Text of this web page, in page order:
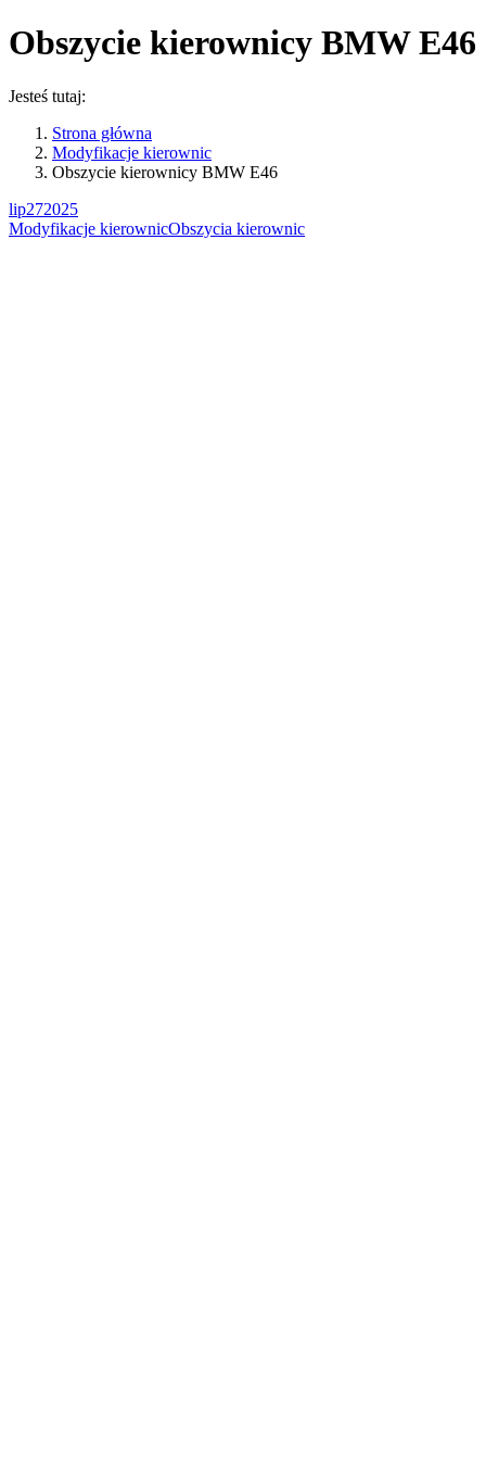
Obszycie kierownicy BMW E46
Jesteś tutaj:
Strona główna
Modyfikacje kierownic
Obszycie kierownicy BMW E46
lip272025
Modyfikacje kierownicObszycia kierownic